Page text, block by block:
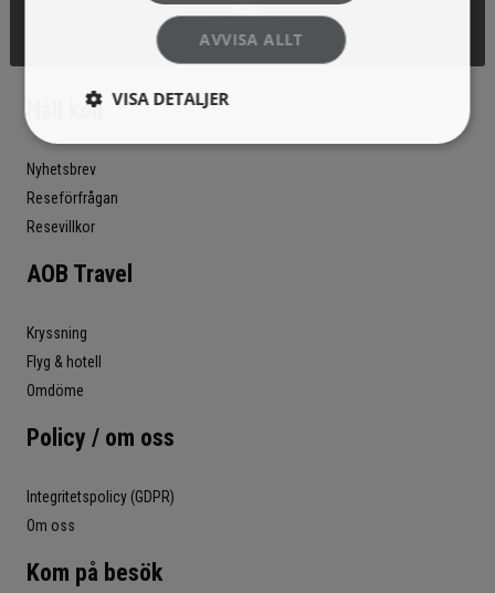
Håll koll
Nyhetsbrev
Reseförfrågan
Resevillkor
AOB Travel
Kryssning
Flyg & hotell
Omdöme
Policy / om oss
Integritetspolicy (GDPR)
Om oss
Kom på besök
AVVISA ALLT
VISA DETALJER